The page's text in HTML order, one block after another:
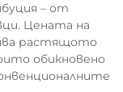
– от
Цената на
растящото
обикновено